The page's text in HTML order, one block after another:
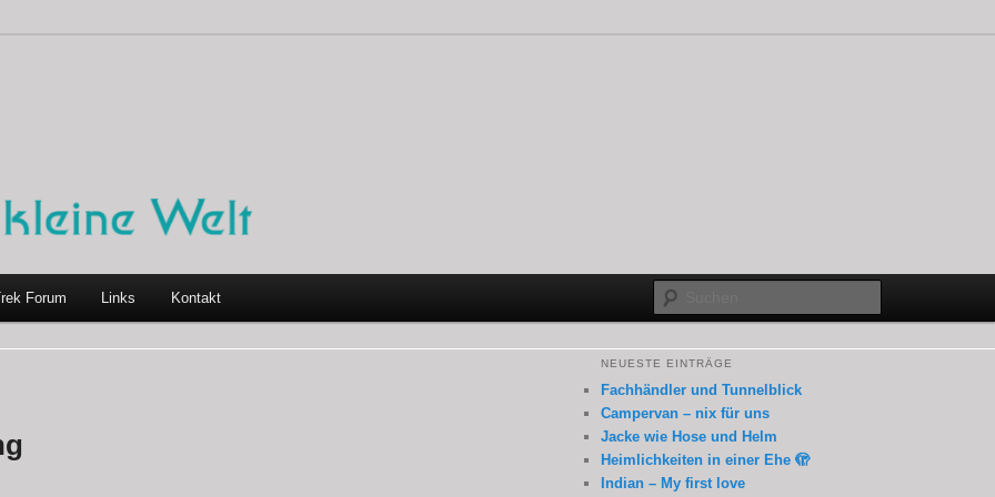
Forum Links Kontakt
NEUESTE EINTRÄGE
Fachhändler und Tunnelblick
Campervan – nix für uns
Jacke wie Hose und Helm
Heimlichkeiten in einer Ehe 🫣
Indian – My first love